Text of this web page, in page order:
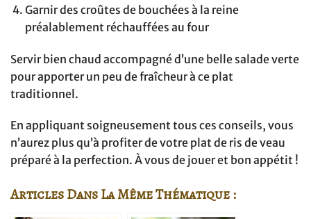
Garnir des croûtes de bouchées à la reine
préalablement réchauffées au four
Servir bien chaud accompagné d’une belle salade verte
pour apporter un peu de fraîcheur à ce plat
traditionnel.
En appliquant soigneusement tous ces conseils, vous
n’aurez plus qu’à profiter de votre plat de ris de veau
préparé à la perfection. À vous de jouer et bon appétit !
Articles Dans La Même Thématique :